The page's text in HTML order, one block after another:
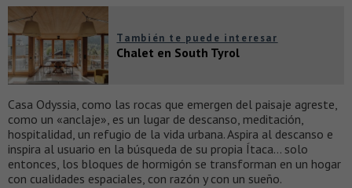
También te puede interesar
Chalet en South Tyrol
Casa Odyssia, como las rocas que emergen del paisaje agreste,
como un «anclaje», es un lugar de descanso, meditación,
hospitalidad, un refugio de la vida urbana. Aspira al descanso e
inspira al usuario en la búsqueda de su propia Ítaca… solo
entonces, los bloques de hormigón se transforman en un hogar
con cualidades espaciales, con razón y con un sueño.